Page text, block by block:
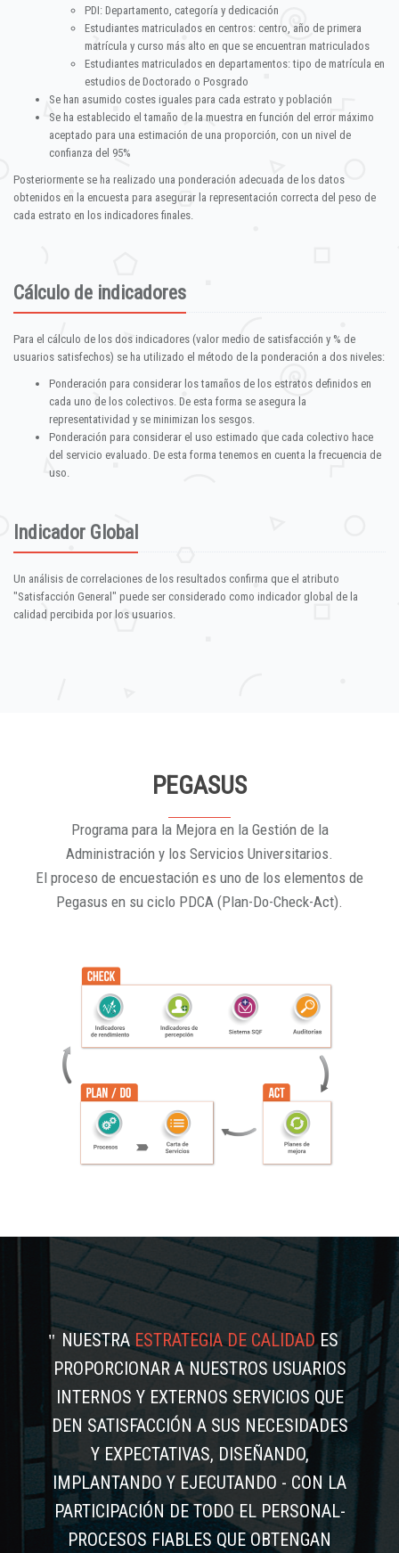
PDI: Departamento, categoría y dedicación
Estudiantes matriculados en centros: centro, año de primera
matrícula y curso más alto en que se encuentran matriculados
Estudiantes matriculados en departamentos: tipo de matrícula en
estudios de Doctorado o Posgrado
Se han asumido costes iguales para cada estrato y población
Se ha establecido el tamaño de la muestra en función del error máximo
aceptado para una estimación de una proporción, con un nivel de
confianza del 95%
Posteriormente se ha realizado una ponderación adecuada de los datos
obtenidos en la encuesta para asegurar la representación correcta del peso de
cada estrato en los indicadores finales.
Cálculo de indicadores
Para el cálculo de los dos indicadores (valor medio de satisfacción y % de
usuarios satisfechos) se ha utilizado el método de la ponderación a dos niveles:
Ponderación para considerar los tamaños de los estratos definidos en
cada uno de los colectivos. De esta forma se asegura la
representatividad y se minimizan los sesgos.
Ponderación para considerar el uso estimado que cada colectivo hace
del servicio evaluado. De esta forma tenemos en cuenta la frecuencia de
uso.
Indicador Global
Un análisis de correlaciones de los resultados confirma que el atributo
"Satisfacción General" puede ser considerado como indicador global de la
calidad percibida por los usuarios.
PEGASUS
Programa para la Mejora en la Gestión de la
Administración y los Servicios Universitarios.
El proceso de encuestación es uno de los elementos de
Pegasus en su ciclo PDCA (Plan-Do-Check-Act).
NUESTRAESTRATEGIA DE CALIDADES
PROPORCIONAR A NUESTROS USUARIOS
INTERNOS Y EXTERNOS SERVICIOS QUE
DEN SATISFACCIÓN A SUS NECESIDADES
Y EXPECTATIVAS, DISEÑANDO,
IMPLANTANDO Y EJECUTANDO - CON LA
PARTICIPACIÓN DE TODO EL PERSONAL-
PROCESOS FIABLES QUE OBTENGAN